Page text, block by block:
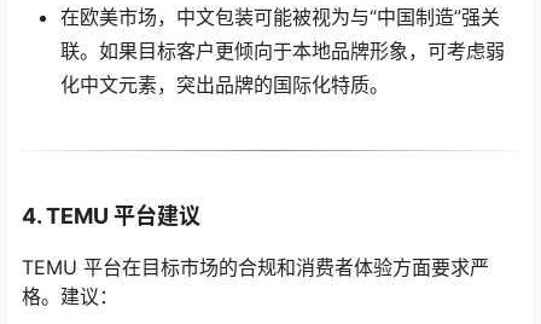
在欧美市场，中文包装可能被视为与“中国制造”强关
联。如果目标客户更倾向于本地品牌形象，可考虑弱
化中文元素，突出品牌的国际化特质。
4. TEMU 平台建议
TEMU 平台在目标市场的合规和消费者体验方面要求严
格。建议：